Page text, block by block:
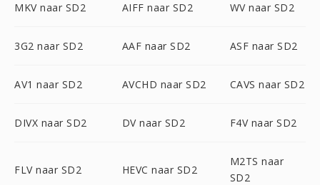
MKV naar SD2 AIFF naar SD2 WV naar SD2
3G2 naar SD2 AAF naar SD2 ASF naar SD2
AV1 naar SD2 AVCHD naar SD2 CAVS naar SD2
DIVX naar SD2 DV naar SD2 F4V naar SD2
FLV naar SD2 HEVC naar SD2
M2TS naar
SD2